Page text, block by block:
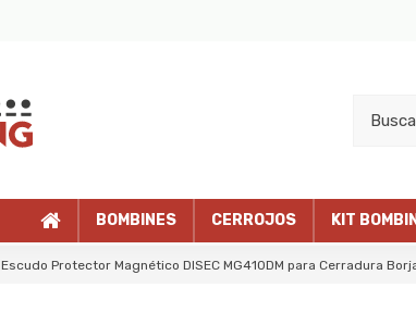
BOMBINES CERROJOS KIT
Escudo Protector Magnético DISEC MG410DM para Cerradura